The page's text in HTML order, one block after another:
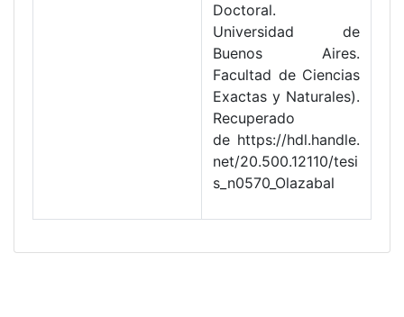
Doctoral.
Universidad de
Buenos Aires.
Facultad de Ciencias
Exactas y Naturales).
Recuperado
de https://hdl.handle.
net/20.500.12110/tesi
s_n0570_Olazabal